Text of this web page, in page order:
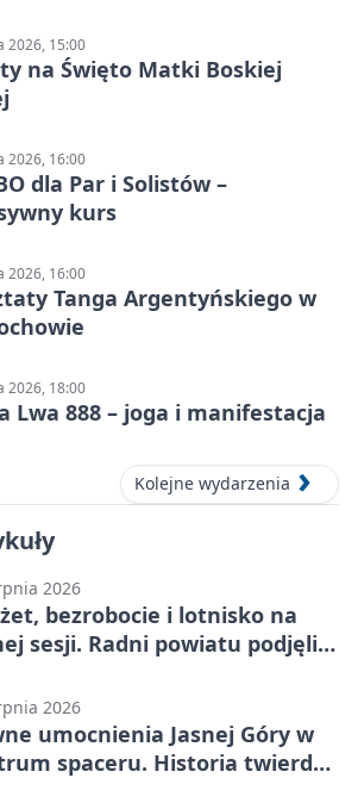
2026, 15:00
na Święto Matki Boskiej
2026, 16:00
dla Par i Solistów –
kurs
2026, 16:00
Tanga Argentyńskiego w
2026, 18:00
Lwa 888 – joga i manifestacja
Kolejne wydarzenia
2026
bezrobocie i lotnisko na
sesji. Radni powiatu podjęli
2026
umocnienia Jasnej Góry w
spaceru. Historia twierdzy